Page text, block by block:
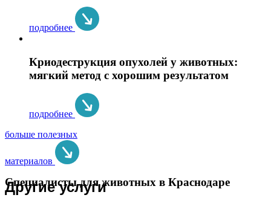
подробнее
Криодеструкция опухолей у животных:
мягкий метод с хорошим результатом
подробнее
больше полезных
материалов
Другие услуги
Специалисты для животных в Краснодаре